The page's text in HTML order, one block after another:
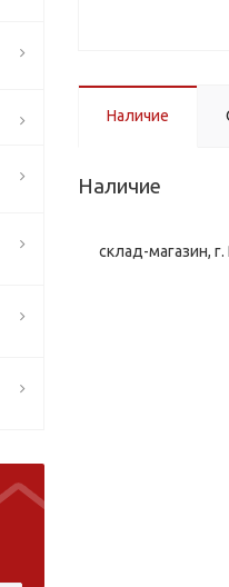
Наличие
Наличие
склад-магазин, г.